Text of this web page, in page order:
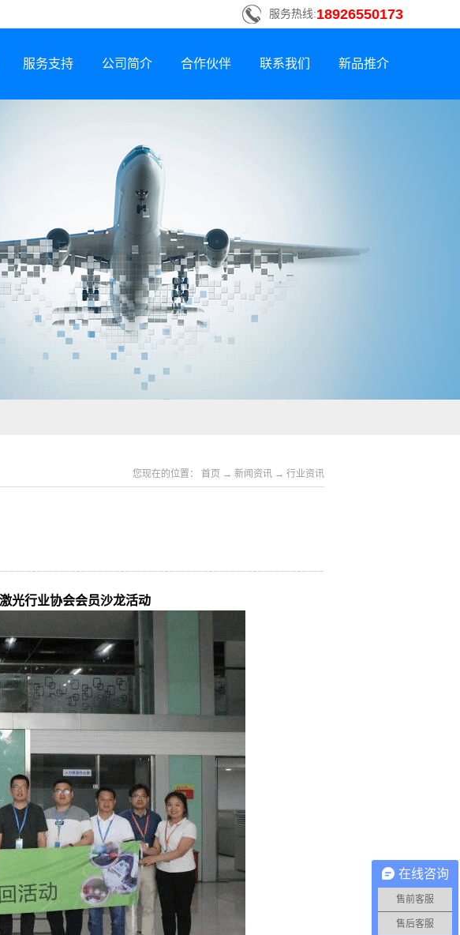
服务热线:18926550173
服务支持
下载中心
公司简介 合作伙伴 联系我们 新品推介
您现在的位置： 首页 → 新闻资讯 → 行业资讯
光行业协会会员沙龙活动
在线咨询
售前客服
售后客服